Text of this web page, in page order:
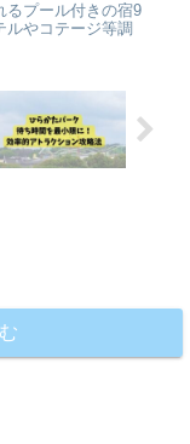
るプール付きの宿9
ルやコテージ等調